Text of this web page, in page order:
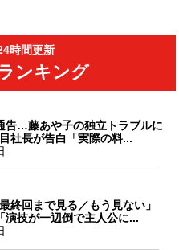
時間更新
ンキング
告…藤あや子の独立トラブルに
社長が告白「実際の料...
終回まで見る／もう見ない」
演技が一辺倒で主人公に...